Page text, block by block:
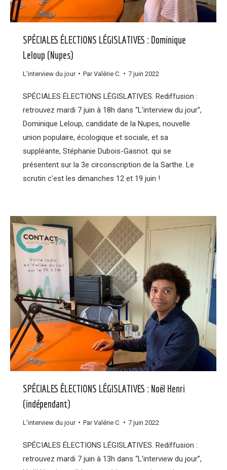
SPÉCIALES ÉLECTIONS LÉGISLATIVES : Dominique
Leloup (Nupes)
L'interview du jour ParValérie C. 7 juin 2022
SPÉCIALES ÉLECTIONS LÉGISLATIVES. Rediffusion :
retrouvez mardi 7 juin à 18h dans “L’interview du jour”,
Dominique Leloup, candidate de la Nupes, nouvelle
union populaire, écologique et sociale, et sa
suppléante, Stéphanie Dubois-Gasnot. qui se
présentent sur la 3e circonscription de la Sarthe. Le
scrutin c’est les dimanches 12 et 19 juin !
SPÉCIALES ÉLECTIONS LÉGISLATIVES : Noël Henri
(indépendant)
L'interview du jour ParValérie C. 7 juin 2022
SPÉCIALES ÉLECTIONS LÉGISLATIVES. Rediffusion :
retrouvez mardi 7 juin à 13h dans “L’interview du jour”,